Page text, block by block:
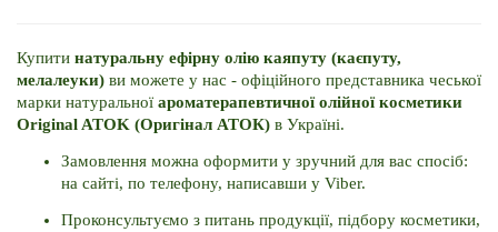
Купити натуральну ефірну олію каяпуту (каєпуту,
мелалеуки) ви можете у нас - офіційного представника чеської
марки натуральної ароматерапевтичної олійної косметики
Original ATOK (Оригінал АТОК) в Україні.
Замовлення можна оформити у зручний для вас спосіб:
на сайті, по телефону, написавши у Viber.
Проконсультуємо з питань продукції, підбору косметики,